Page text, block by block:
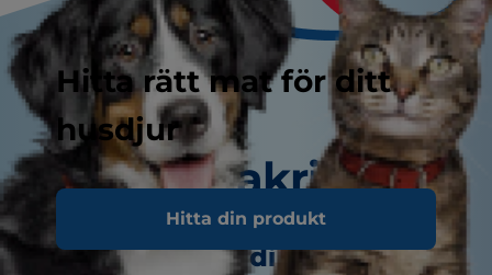
Hitta rätt mat för ditt
husdjur
Hitta din produkt
Smakrika tips
Hur ofta ska din katt besöka